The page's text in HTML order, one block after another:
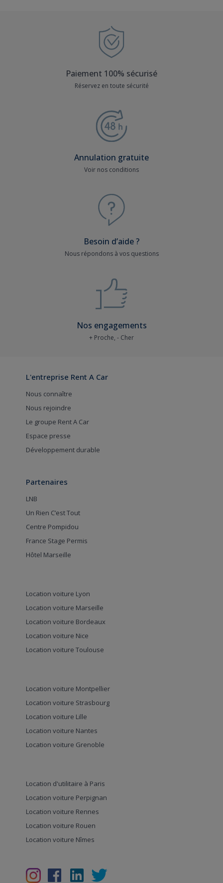
Paiement 100% sécurisé
Réservez en toute sécurité
Annulation gratuite
Voir nos conditions
Besoin d’aide ?
Nous répondons à vos questions
Nos engagements
+ Proche, - Cher
L'entreprise Rent A Car
Nous connaître
Nous rejoindre
Le groupe Rent A Car
Espace presse
Développement durable
Partenaires
LNB
Un Rien C’est Tout
Centre Pompidou
France Stage Permis
Hôtel Marseille
Location voiture Lyon
Location voiture Marseille
Location voiture Bordeaux
Location voiture Nice
Location voiture Toulouse
Location voiture Montpellier
Location voiture Strasbourg
Location voiture Lille
Location voiture Nantes
Location voiture Grenoble
Location d'utilitaire à Paris
Location voiture Perpignan
Location voiture Rennes
Location voiture Rouen
Location voiture Nîmes